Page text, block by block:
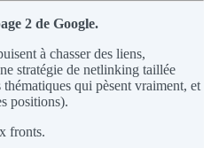
2 de Google.
à chasser des liens,
stratégie de netlinking taillée
qui pèsent vraiment, et
positions).
fronts.